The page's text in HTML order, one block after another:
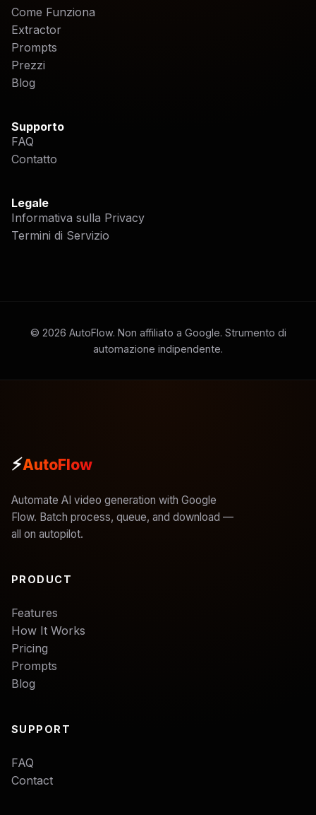
Come Funziona
Extractor
Prompts
Prezzi
Blog
Supporto
FAQ
Contatto
Legale
Informativa sulla Privacy
Termini di Servizio
© 2026 AutoFlow. Non affiliato a Google. Strumento di
automazione indipendente.
⚡AutoFlow
Automate AI video generation with Google
Flow. Batch process, queue, and download —
all on autopilot.
PRODUCT
Features
How It Works
Pricing
Prompts
Blog
SUPPORT
FAQ
Contact